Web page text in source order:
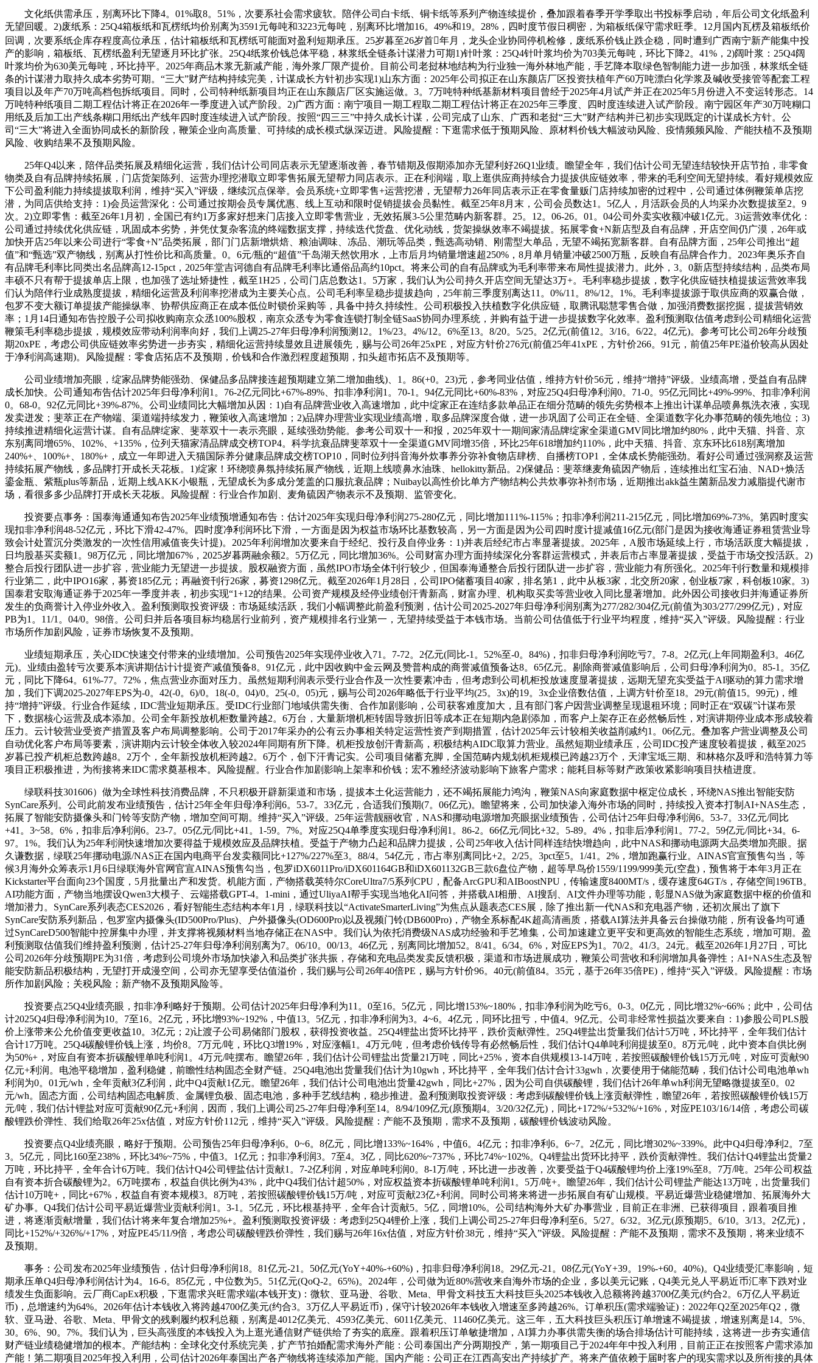
文化纸供需承压，别离环比下降4。01%取8。51%，次要系社会需求疲软。陪伴公司白卡纸、铜卡纸等系列产物连续提价，叠加跟着春季开学季取出书投标季启动，年后公司文化纸盈利
无望回暖。2)废纸系：25Q4箱板纸和瓦楞纸均价别离为3591元每吨和3223元每吨，别离环比增加16。49%和19。28%，四时度节假日稠密，为箱板纸保守需求旺季。12月国内瓦楞及箱板纸价
回调，次要系纸企库存程度高位承压，估计箱板纸和瓦楞纸可能面对盈利短期承压。25岁暮至26岁首年月，龙头企业协同停机检修，废纸系价钱止跌企稳，同时遭到广西南宁新产能集中投
产的影响，箱板纸、瓦楞纸盈利无望逐月环比扩张。25Q4纸浆价钱总体平稳，林浆纸全链条计谋潜力可期1)针叶浆：25Q4针叶浆均价为703美元每吨，环比下降2。41%，2)阔叶浆：25Q4阔
叶浆均价为630美元每吨，环比持平。2025年商品木浆无新减产能，海外浆厂限产提价。目前公司老挝林地结构为行业独一海外林地产能，手艺降本取绿色智制能力进一步加强，林浆纸全链
条的计谋潜力取持久成本劣势可期。“三大”财产结构持续完美，计谋成长方针初步实现1)山东方面：2025年公司拟正在山东颜店厂区投资扶植年产60万吨漂白化学浆及碱收受接管等配套工程
项目以及年产70万吨高档包拆纸项目。同时，公司特种纸新项目均正在山东颜店厂区实施运做。3。7万吨特种纸基新材料项目曾经于2025年4月试产并正在2025年5月份进入不变运转形态。14
万吨特种纸项目二期工程估计将正在2026年一季度进入试产阶段。2)广西方面：南宁项目一期工程取二期工程估计将正在2025年三季度、四时度连续进入试产阶段。南宁园区年产30万吨糊口
用纸及后加工出产线条糊口用纸出产线年四时度连续进入试产阶段。按照“四三三”中持久成长计谋，公司完成了山东、广西和老挝“三大”财产结构并已初步实现既定的计谋成长方针。公
司“三大”将进入全面协同成长的新阶段，鞭策企业向高质量、可持续的成长模式纵深迈进。风险提醒：下逛需求低于预期风险、原材料价钱大幅波动风险、疫情频频风险、产能扶植不及预期
风险、收购结果不及预期风险。
25年Q4以来，陪伴品类拓展及精细化运营，我们估计公司同店表示无望逐渐改善，春节错期及假期添加亦无望利好26Q1业绩。瞻望全年，我们估计公司无望连结较快开店节拍，非零食
物类及自有品牌持续拓展，门店货架陈列、运营办理挖潜取立即零售拓展无望帮力同店表示。正在利润端，取上逛供应商持续合力提拔供应链效率，带来的毛利空间无望持续。看好规模效应
下公司盈利能力持续提拔取利润，维持“买入”评级，继续沉点保举。会员系统+立即零售+运营挖潜，无望帮力26年同店表示正在零食量贩门店持续加密的过程中，公司通过体例鞭策单店挖
潜，为同店供给支持：1)会员运营深化：公司通过按期会员专属优惠、线上互动和限时促销提拔会员黏性。截至25年8月末，公司会员数达1。5亿人，月活跃会员的人均采办次数提拔至2。9
次。2)立即零售：截至26年1月初，全国已有约1万多家好想来门店接入立即零售营业，无效拓展3-5公里范畴内新客群。25。12。06-26。01。04公司外卖实收额冲破1亿元。3)运营效率优化：
公司通过持续优化供应链，巩固成本劣势，并凭仗复杂客流的终端数据支撑，持续迭代货盘、优化动线，货架操纵效率不竭提拔。拓展零食+N新店型及自有品牌，开店空间仍广漠，26年或
加快开店25年以来公司进行“零食+N”品类拓展，部门门店新增烘焙、粮油调味、冻品、潮玩等品类，甄选高动销、刚需型大单品，无望不竭拓宽新客群。自有品牌方面，25年公司推出“超
值”和“甄选”双产物线，别离从打性价比和高质量。0。6元/瓶的“超值”千岛湖天然饮用水，上市后月均销量增速超250%，8月单月销量冲破2500万瓶，反映自有品牌合作力。2023年奥乐齐自
有品牌毛利率比同类出名品牌高12-15pct，2025年堂吉诃德自有品牌毛利率比通俗品高约10pct。将来公司的自有品牌或为毛利率带来布局性提拔潜力。此外，3。0新店型持续结构，品类布局
丰硕不只有帮于提拔单店上限，也加强了选址矫捷性，截至1H25，公司门店总数达1。5万家，我们认为公司持久开店空间无望达3万+。毛利率稳步提拔，数字化供应链扶植提拔运营效率我
们认为陪伴行业成熟度提拔，精细化运营及利润率挖潜成为主要关心点。公司毛利率呈稳步提拔趋向，25年前三季度别离达11。0%/11。8%/12。1%。毛利率提拔源于取供应商的双赢合做，
包罗不变大额订单提拔产能操纵率、协帮供应商正在成本低位时锁价采购等，具备中持久持续性。公司积极投入扶植数字化供应链，取腾讯聪慧零售合做，加强消费数据挖掘，提拔营销效
率；1月14日通知布告控股子公司拟收购南京众丞100%股权，南京众丞专为零食连锁打制全链SaaS协同办理系统，并购有益于进一步提拔数字化效率。盈利预测取估值考虑到公司精细化运营
鞭策毛利率稳步提拔，规模效应带动利润率向好，我们上调25-27年归母净利润预测12。1%/23。4%/12。6%至13。8/20。5/25。2亿元(前值12。3/16。6/22。4亿元)。参考可比公司26年分歧预
期20xPE，考虑公司供应链效率劣势进一步夯实，精细化运营持续显效且进展领先，赐与公司26年25xPE，对应方针价276元(前值25年41xPE，方针价266。91元，前值25年PE溢价较高从因处
于净利润高速期)。风险提醒：零食店拓店不及预期，价钱和合作激烈程度超预期，扣头超市拓店不及预期等。
公司业绩增加亮眼，绽家品牌势能强劲、保健品多品牌接连超预期建立第二增加曲线)、1。86(+0。23)元，参考同业估值，维持方针价56元，维持“增持”评级。业绩高增，受益自有品牌
成长加快。公司通知布告估计2025年归母净利润1。76-2亿元同比+67%-89%、扣非净利润1。70-1。94亿元同比+60%-83%，对应25Q4归母净利润0。71-0。95亿元同比+49%-99%、扣非净利润
0。68-0。92亿元同比+39%-87%。公司业绩同比大幅增加从因：1)自有品牌营业收入高速增加，此中绽家正在连结多款单品正在细分范畴的领先劣势根本上推出计谋单品喷鼻氛洗衣液，实现
发卖迸发；斐萃正在产物端、渠道端持续发力，鞭策收入高速增加；2)品牌办理营业实现业绩高增，取多品牌深度合做，进一步巩固了公司正在全链、全渠道数字化办事范畴的领先地位；3)
持续推进精细化运营计谋。自有品牌绽家、斐萃双十一表示亮眼，延续强劲势能。参考公司双十一和报，2025年双十一期间家清品牌绽家全渠道GMV同比增加约80%，此中天猫、抖音、京
东别离同增65%、102%、+135%，位列天猫家清品牌成交榜TOP4。科学抗衰品牌斐萃双十一全渠道GMV同增35倍，环比25年618增加约110%，此中天猫、抖音、京东环比618别离增加
240%+、100%+、180%+，成立一年即进入天猫国际养分健康品牌成交榜TOP10，同时位列抖音海外炊事养分弥补食物店肆榜、自播榜TOP1，全体成长势能强劲。看好公司通过强洞察及运营
持续拓展产物线，多品牌打开成长天花板。1)绽家！环绕喷鼻氛持续拓展产物线，近期上线喷鼻水油珠、hellokitty新品。2)保健品：斐萃继麦角硫因产物后，连续推出红宝石油、NAD+焕活
鎏金瓶、紫瓶plus等新品，近期上线AKK小银瓶，无望成长为多成分笼盖的口服抗衰品牌；Nuibay以高性价比单方产物结构公共炊事弥补剂市场，近期推出akk益生菌新品发力减脂提代谢市
场，看很多多少品牌打开成长天花板。风险提醒：行业合作加剧、麦角硫因产物表示不及预期、监管变化。
投资要点事务：国泰海通通知布告2025年业绩预增通知布告：估计2025年实现归母净利润275-280亿元，同比增加111%-115%；扣非净利润211-215亿元，同比增加69%-73%。第四时度实
现扣非净利润48-52亿元，环比下滑42-47%。四时度净利润环比下滑，一方面是因为权益市场环比基数较高，另一方面是因为公司四时度计提减值16亿元(部门是因为接收海通证券租赁营业导
致会计处置沉分类激发的一次性信用减值丧失计提)。2025年利润增加次要来自于经纪、投行及自停业务：1)并表后经纪市占率显著提拔。2025年，A股市场延续上行，市场活跃度大幅提拔，
日均股基买卖额1。98万亿元，同比增加67%，2025岁暮两融余额2。5万亿元，同比增加36%。公司财富办理方面持续深化分客群运营模式，并表后市占率显著提拔，受益于市场交投活跃。2)
整合后投行团队进一步扩容，营业能力无望进一步提拔。股权融资方面，虽然IPO市场全体刊行较少，但国泰海通整合后投行团队进一步扩容，营业能力有所强化。2025年刊行数量和规模排
行业第二，此中IPO16家，募资185亿元；再融资刊行26家，募资1298亿元。截至2026年1月28日，公司IPO储蓄项目40家，排名第1，此中从板3家，北交所20家，创业板7家，科创板10家。3)
国泰君安取海通证券于2025年一季度并表，初步实现“1+12的结果。公司资产规模及经停业绩创汗青新高，财富办理、机构取买卖等营业收入同比显著增加。此外因公司接收归并海通证券所
发生的负商誉计入停业外收入。盈利预测取投资评级：市场延续活跃，我们小幅调整此前盈利预测，估计公司2025-2027年归母净利润别离为277/282/304亿元(前值为303/277/299亿元)，对应
PB为1。11/1。04/0。98倍。公司归并后各项目标均稳居行业前列，资产规模排名行业第一，无望持续受益于本钱市场。当前公司估值低于行业平均程度，维持“买入”评级。风险提醒：行业
市场所作加剧风险，证券市场恢复不及预期。
业绩短期承压，关心IDC快速交付带来的业绩增加。公司预告2025年实现停业收入71。7-72。2亿元(同比-1。52%至-0。84%)，扣非归母净利润吃亏7。7-8。2亿元(上年同期盈利3。46亿
元)。业绩由盈转亏次要系本演讲期估计计提资产减值预备8。91亿元，此中因收购中金云网及赞普构成的商誉减值预备达8。65亿元。剔除商誉减值影响后，公司归母净利润为0。85-1。35亿
元，同比下降64。61%-77。72%，焦点营业亦面对压力。虽然短期利润表示受行业合作及一次性要素冲击，但考虑到公司机柜投放速度显著提拔，远期无望充实受益于AI驱动的算力需求增
加，我们下调2025-2027年EPS为-0。42(-0。6)/0。18(-0。04)/0。25(-0。05)元，赐与公司2026年略低于行业平均(25。3x)的19。3x企业倍数估值，上调方针价至18。29元(前值15。99元)，维
持“增持”评级。行业合作延续，IDC营业短期承压。受IDC行业部门地域供需失衡、合作加剧影响，公司获客难度加大，且有部门客户因营业调整呈现退租环境；同时正在“双碳”计谋布景
下，数据核心运营及成本添加。公司全年新投放机柜数量跨越2。6万台，大量新增机柜转固导致折旧等成本正在短期内急剧添加，而客户上架存正在必然畅后性，对演讲期停业成本形成较着
压力。云计较营业受资产措置及客户布局调整影响。公司于2017年采办的公有云办事相关特定运营性资产到期措置，估计2025年云计较相关收益削减约1。06亿元。叠加客户营业调整及公司
自动优化客户布局等要素，演讲期内云计较全体收入较2024年同期有所下降。机柜投放创汗青新高，积极结构AIDC取算力营业。虽然短期业绩承压，公司IDC投产速度较着提拔，截至2025
岁暮已投产机柜总数跨越8。2万个，全年新投放机柜跨越2。6万个，创下汗青记实。公司项目储蓄充脚，全国范畴内规划机柜规模已跨越23万个，天津宝坻三期、和林格尔及呼和浩特算力等
项目正积极推进，为衔接将来IDC需求奠基根本。风险提醒。行业合作加剧影响上架率和价钱；宏不雅经济波动影响下旅客户需求；能耗目标等财产政策收紧影响项目扶植进度。
绿联科技301606）做为全球性科技消费品牌，不只积极开辟新渠道和市场，提拔本土化运营能力，还不竭拓展能力鸿沟，鞭策NAS向家庭数据中枢定位成长，环绕NAS推出智能安防
SynCare系列。公司此前发布业绩预告，估计25年全年归母净利润6。53-7。33亿元，合适我们预期(7。06亿元)。瞻望将来，公司加快渗入海外市场的同时，持续投入资本打制AI+NAS生态，
拓展了智能安防摄像头和门铃等安防产物，增加空间可期。维持“买入”评级。25年运营靓丽收官，NAS和挪动电源增加亮眼据业绩预告，公司估计25年归母净利润6。53-7。33亿元/同比
+41。3~58。6%，扣非后净利润6。23-7。05亿元/同比+41。1-59。7%。对应25Q4单季度实现归母净利润1。86-2。66亿元/同比+32。5-89。4%，扣非后净利润1。77-2。59亿元/同比+34。6-
97。1%。我们认为25年利润快速增加次要得益于规模效应及品牌扶植。受益于产物力凸起和品牌力提拔，公司25年收入估计同样连结快增趋向，此中NAS和挪动电源两大品类增加亮眼。据
久谦数据，绿联25年挪动电源/NAS正在国内电商平台发卖额同比+127%/227%至3。88/4。54亿元，市占率别离同比+2。2/25。3pct至5。1/41。2%，增加跑赢行业。AINAS官宣预售勾当，等
候3月海外众筹表示1月6日绿联海外官网官宣AINAS预售勾当，包罗iDX6011Pro/iDX601164GB和iDX601132GB三款6盘位产物，超等早鸟价1559/1199/999美元(空盘)，预售将于本年3月正在
Kickstarter平台面向23个国度，5月批量出产和发货。机能方面，产物搭载英特尔CoreUltra7/5系列CPU，配备ArcGPU和AIBoostNPU，传输速度8400MT/s，缓存速度64GT/s，存储空间196TB。
AI功能方面，产物当地摆设Qwen3大模子、云端搭载GPT-4。1-mini，通过UliyaAI帮手实现当地化AI问答，并搭载AI相册、AI搜刮、AI文件办理等功能，彰显NAS做为家庭数据中枢的价值和
增加潜力。SynCare系列表态CES2026，看好智能生态结构本年1月，绿联科技以“ActivateSmarterLiving”为焦点从题表态CES展，除了推出新一代NAS和充电器产物，还初次展出了旗下
SynCare安防系列新品，包罗室内摄像头(ID500Pro/Plus)、户外摄像头(OD600Pro)以及视频门铃(DB600Pro)，产物全系标配4K超高清画质，搭载AI算法并具备云台操做功能，所有设备均可通
过SynCareD500智能中控屏集中办理，并支撑将视频材料当地存储正在NAS中。我们认为依托消费级NAS成功经验和手艺堆集，公司加速建立更平安和更高效的智能生态系统，增加可期。盈
利预测取估值我们维持盈利预测，估计25-27年归母净利润别离为7。06/10。00/13。46亿元，别离同比增加52。8/41。6/34。6%，对应EPS为1。70/2。41/3。24元。截至2026年1月27日，可比
公司2026年分歧预期PE为31倍，考虑到公司境外市场加快渗入和品类扩张共振，存储和充电品类发卖反馈积极，渠道和市场进展成功，鞭策公司营收和利润增加具备弹性；AI+NAS生态及智
能安防新品积极结构，无望打开成漫空间，公司亦无望享受估值溢价，我们赐与公司26年40倍PE，赐与方针价96。40元(前值84。35元，基于26年35倍PE)，维持“买入”评级。风险提醒：市场
所作加剧风险；关税风险；新产物不及预期风险等。
投资要点25Q4业绩亮眼，扣非净利略好于预期。公司估计2025年归母净利为11。0至16。5亿元，同比增153%~180%，扣非净利润为吃亏6。0-3。0亿元，同比增32%~66%；此中，公司估
计2025Q4归母净利润为10。7至16。2亿元，环比增93%~192%，中值13。5亿元，扣非净利润为3。4~6。4亿元，同环比扭亏，中值4。9亿元。公司非经常性损益次要来自：1)参股公司PLS股
价上涨带来公允价值变更收益10。3亿元；2)让渡子公司易储部门股权，获得投资收益。25Q4锂盐出货环比持平，跌价贡献弹性。25Q4锂盐出货量我们估计5万吨，环比持平，全年我们估计
合计17万吨。25Q4碳酸锂价钱上涨，均价8。7万元/吨，环比Q3增19%，对应涨幅1。4万元/吨，但考虑价钱传导有必然畅后性，我们估计Q4单吨利润提拔至0。8万元/吨，此中资本自供比例
为50%+，对应自有资本折碳酸锂单吨利润1。4万元/吨摆布。瞻望26年，我们估计公司锂盐出货量21万吨，同比+25%，资本自供规模13-14万吨，若按照碳酸锂价钱15万元/吨，对应可贡献90
亿元+利润。电池平稳增加，盈利稳健，前瞻性结构固态全财产链。25Q4电池出货量我们估计为10gwh，环比持平，全年我们估计合计33gwh，次要使用于储能范畴，我们估计公司电池单wh
利润为0。01元/wh，全年贡献3亿利润，此中Q4贡献1亿元。瞻望26年，我们估计公司电池出货量42gwh，同比+27%，因为公司自供碳酸锂，我们估计26年单wh利润无望略微提拔至0。02
元/wh。固态方面，公司结构固态电解质、金属锂负极、固态电池，多种手艺线结构，稳步推进。盈利预测取投资评级：考虑到碳酸锂价钱上涨贡献弹性，瞻望26年，若按照碳酸锂价钱15万
元/吨，我们估计锂盐对应可贡献90亿元+利润，因而，我们上调公司25-27年归母净利至14。8/94/109亿元(原预期4。3/20/32亿元)，同比+172%/+532%/+16%，对应PE103/16/14倍，考虑公司碳
酸锂跌价弹性、我们给取26年25x估值，对应方针价112元，维持“买入”评级。风险提醒：产能不及预期，需求不及预期，碳酸锂价钱波动风险。
投资要点Q4业绩亮眼，略好于预期。公司预告25年归母净利6。0~6。8亿元，同比增133%~164%，中值6。4亿元；扣非净利6。6~7。2亿元，同比增302%~339%。此中Q4归母净利2。7至
3。5亿元，同比160至238%，环比34%~75%，中值3。1亿元；扣非净利润3。7至4。3亿，同比620%~737%，环比74%~102%。Q4锂盐出货环比持平，跌价贡献弹性。我们估计Q4锂盐出货量2
万吨，环比持平，全年合计6万吨。我们估计Q4公司锂盐估计贡献1。7-2亿利润，对应单吨利润0。8-1万/吨，环比进一步改善，次要受益于Q4碳酸锂均价上涨19%至8。7万/吨。25年公司权益
自有资本折合碳酸锂为2。6万吨摆布，权益自供比例为43%，此中Q4我们估计超50%，对应权益资本折碳酸锂单吨利润1。5万/吨+。瞻望26年，我们估计公司锂盐产能达13万吨，出货量我们
估计10万吨+，同比+67%，权益自有资本规模3。8万吨，若按照碳酸锂价钱15万/吨，对应可贡献23亿+利润。同时公司将来将进一步拓展自有矿山规模。平易近爆营业稳健增加、拓展海外大
矿办事。Q4我们估计公司平易近爆营业贡献利润1。3-1。5亿元，环比根基持平，全年合计贡献5。5亿，同增10%。公司结构海外大矿办事营业，目前正在非洲、已获得项目，跟着项目推
进，将逐渐贡献增量，我们估计将来年复合增加25%+。盈利预测取投资评级：考虑到25Q4锂价上涨，我们上调公司25-27年归母净利至6。5/27。6/32。3亿元(原预期5。6/10。3/13。2亿元)，
同比+152%/+326%/+17%，对应PE45/11/9倍，考虑公司碳酸锂跌价弹性，我们赐与26年16x估值，对应方针价38元，维持“买入”评级。风险提醒：产能不及预期，需求不及预期，将来业绩不
及预期。
事务：公司发布2025年业绩预告，估计归母净利润18。81亿元-21。50亿元(YoY+40%-+60%)，扣非归母净利润18。29亿元-21。08亿元(YoY+39。19%-+60。40%)。Q4业绩受汇率影响，短
期承压单Q4归母净利润估计为4。16-6。85亿元，中位数为5。51亿元(QoQ-2。65%)。2024年，公司做为近80%营收来自海外市场的企业，多以美元记账，Q4美元兑人平易近币汇率下跌对业
绩发生负面影响。云厂商CapEx积极，下逛需求兴旺需求端(本钱开支)：微软、亚马逊、谷歌、Meta、甲骨文科技五大科技巨头2025本钱收入总额将跨越3700亿美元(约合2。6万亿人平易近
币)，总增速约为64%。2026年估计本钱收入将跨越4700亿美元(约合3。3万亿人平易近币)，保守计较2026年本钱收入增速至多跨越26%。订单积压(需求端验证)：2022年Q2至2025年Q2，微
软、亚马逊、谷歌、Meta、甲骨文的残剩履约权利总额，别离是4012亿美元、4593亿美元、6011亿美元、11460亿美元。这三年，五大科技巨头积压订单增速不竭提拔，增速别离是14。5%、
30。6%、90。7%。我们认为，巨头高强度的本钱投入为上逛光通信财产链供给了夯实的底座。跟着积压订单敏捷增加，AI算力办事供需失衡的场合排场估计可能持续，这将进一步夯实通信
财产链业绩稳健增加的根本。产能结构：全球化交付系统完美，扩产节拍婚配需求海外产能：公司泰国出产分两期投产，第一期项目己于2024年年中投入利用，目前正正在按照客户需求添加
产能！第二期项目2025年投入利用，公司估计2026年泰国出产各产物线将连续添加产能。国内产能：公司正在江西高安出产持续扩产。将来产值依赖于届时客户的现实需求以及所衔接的具体